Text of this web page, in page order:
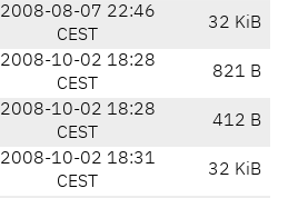
2008-08-07 22:46
CEST
32 KiB
2008-10-02 18:28
CEST
821 B
2008-10-02 18:28
CEST
412 B
2008-10-02 18:31
CEST
32 KiB